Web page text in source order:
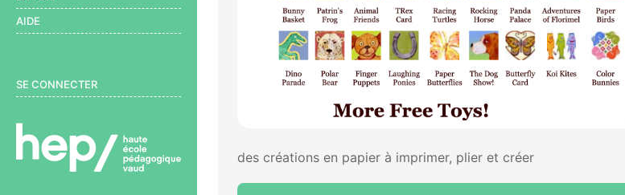
des créations en papier à imprimer, plier et créer
AIDE
User menu
SE CONNECTER